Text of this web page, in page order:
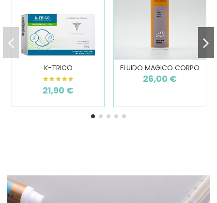
K-TRICO
21,90 €
FLUIDO MAGICO CORPO
26,00 €